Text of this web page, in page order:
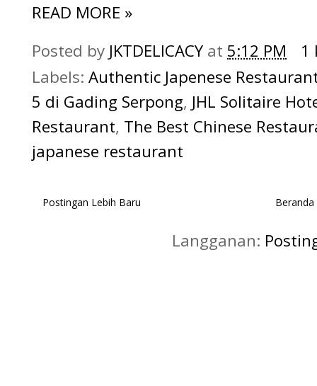
READ MORE »
Posted by JKTDELICACY at 5:12 PM
1
Labels: Authentic Japenese
5 di Gading Serpong, JHL Solitaire
Restaurant, The Best Chinese
japanese restaurant
Postingan Lebih Baru Beranda
Langganan: